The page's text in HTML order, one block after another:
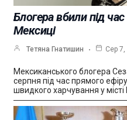
Блогера вбили під
Мексиці
Тетяна Гнатишин Сер 7,
Мексиканського блогера
серпня під час прямого
швидкого харчування у